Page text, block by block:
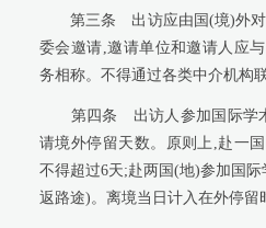
第三条 出访应由国(境)外
委会邀请,邀请单位和邀请人应
务相称。不得通过各类中介机构
第四条 出访人参加国际学
请境外停留天数。原则上,赴一
不得超过6天;赴两国(地)参加国
返路途)。离境当日计入在外停留